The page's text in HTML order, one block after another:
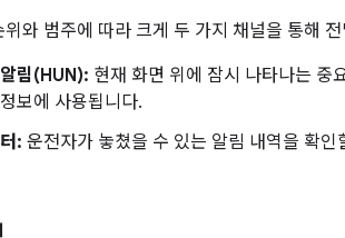
위와 범주에 따라 크게 두 가지 채널을 통해
림(HUN): 현재 화면 위에 잠시 나타나는 중
보에 사용됩니다.
: 운전자가 놓쳤을 수 있는 알림 내역을 확인